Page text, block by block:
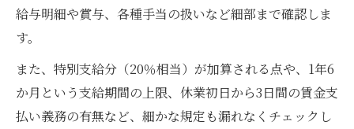
給与明細や賞与、各種手当の扱いなど細部まで確認しま
す。
また、特別支給分（20％相当）が加算される点や、1年6
か月という支給期間の上限、休業初日から3日間の賃金支
払い義務の有無など、細かな規定も漏れなくチェックし